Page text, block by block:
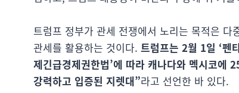
트럼프 정부가 관세 전쟁에서 노리는 목적은 다
관세를 활용하는 것이다. 트럼프는 2월 1일 ‘펜
제긴급경제권한법’에 따라 캐나다와 멕시코에
강력하고 입증된 지렛대”라고 선언한 바 있다.